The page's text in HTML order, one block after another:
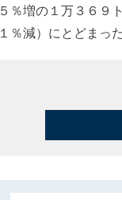
５％増の１万３６９
１％減）にとどまっ